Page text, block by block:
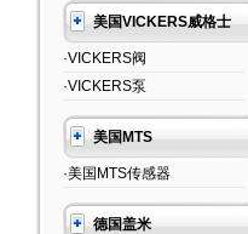
美国VICKERS威格士
·VICKERS阀
·VICKERS泵
美国MTS
·美国MTS传感器
德国盖米